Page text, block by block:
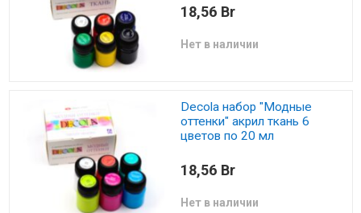
18,56 Br
Нет в наличии
Decola набор "Модные
оттенки" акрил ткань 6
цветов по 20 мл
18,56 Br
Нет в наличии